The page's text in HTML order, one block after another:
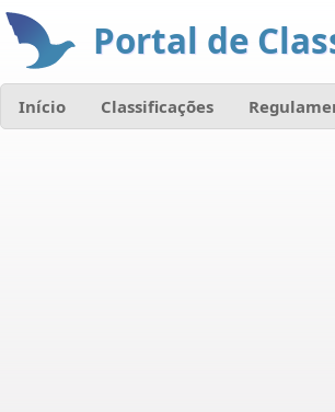
Portal de
Início Classificações